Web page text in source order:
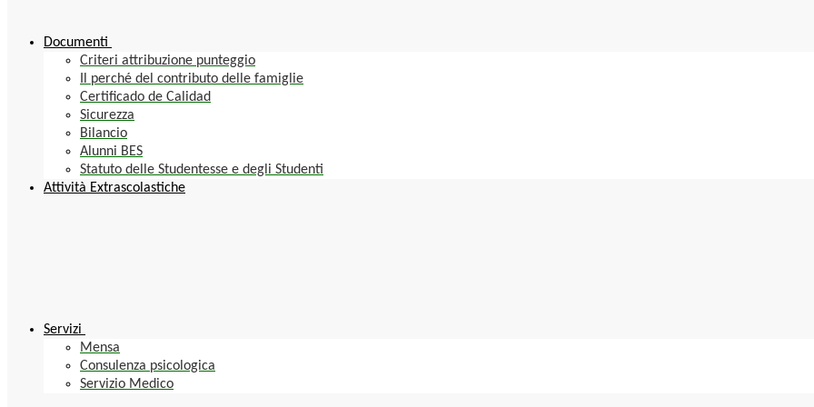
Documenti
Criteri attribuzione punteggio
Il perché del contributo delle famiglie
Certificado de Calidad
Sicurezza
Bilancio
Alunni BES
Statuto delle Studentesse e degli Studenti
Attività Extrascolastiche
Servizi
Mensa
Consulenza psicologica
Servizio Medico